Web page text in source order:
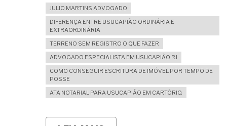
JULIO MARTINS ADVOGADO
DIFERENÇA ENTRE USUCAPIÃO ORDINÁRIA E
EXTRAORDINÁRIA
TERRENO SEM REGISTRO O QUE FAZER
ADVOGADO ESPECIALISTA EM USUCAPIÃO RJ
COMO CONSEGUIR ESCRITURA DE IMÓVEL POR TEMPO DE
POSSE
ATA NOTARIAL PARA USUCAPIÃO EM CARTÓRIO.